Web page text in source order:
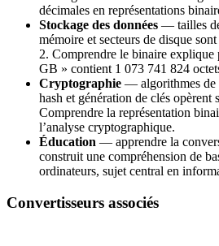
décimales en représentations
Stockage des données — tailles
mémoire et secteurs de disque
2. Comprendre le binaire explique
GB » contient 1 073 741 824
Cryptographie — algorithmes de
hash et génération de clés opèrent
Comprendre la représentation
l’analyse cryptographique.
Éducation — apprendre la
construit une compréhension de
ordinateurs, sujet central en
Convertisseurs associés